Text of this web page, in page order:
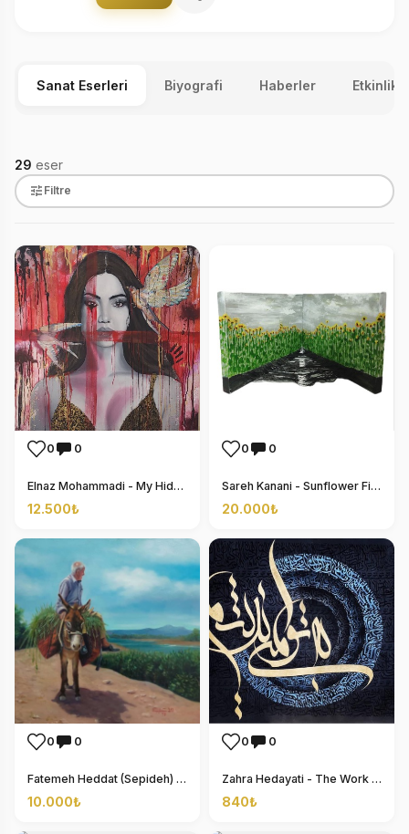
Sanat Eserleri Biyografi Haberler
29 eser
Filtre
0 0
Elnaz Mohammadi - My Hidden Side
12.500₺
0 0
Sareh Kanani - Sunflower Field
20.000₺
0 0
Fatemeh Heddat (Sepideh) - Passing of Life
10.000₺
0 0
Zahra Hedayati - The Work I Think of You
840₺